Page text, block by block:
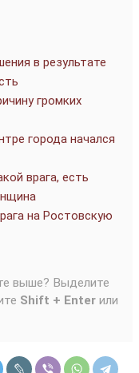
в результате
громких
города начался
врага, есть
на Ростовскую
выше? Выделите
Shift + Enter или